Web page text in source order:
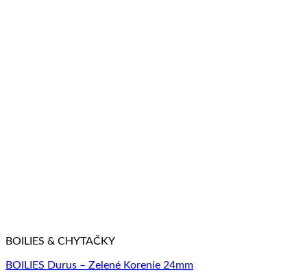
BOILIES & CHYTAČKY
BOILIES Durus – Zelené Korenie 24mm